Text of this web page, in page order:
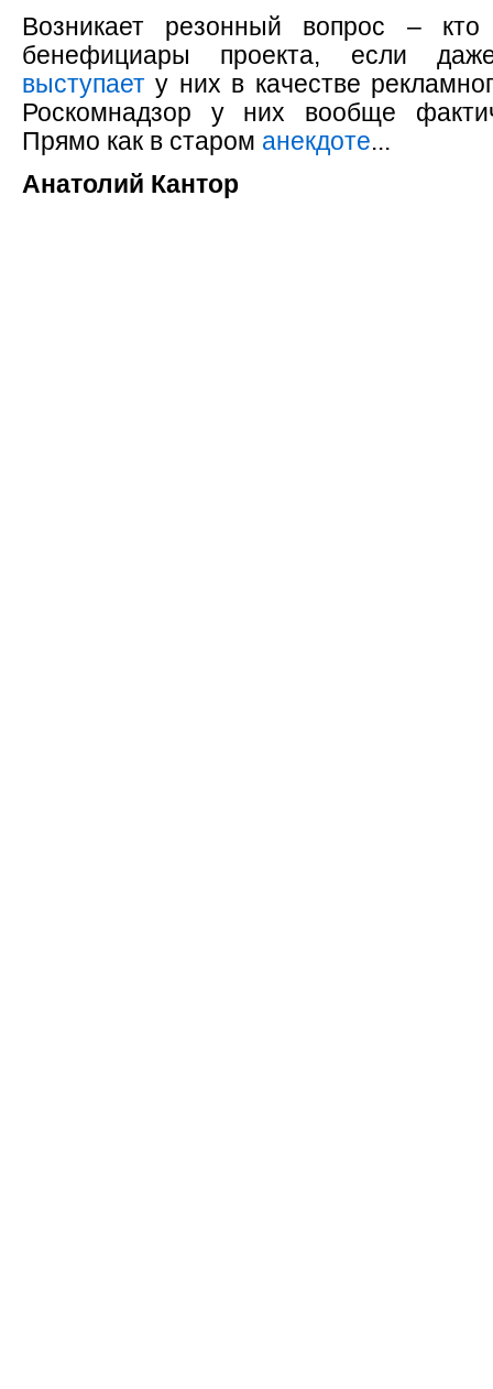
Возникает резонный вопрос – кто
бенефициары проекта, если
выступает у них в качестве
Роскомнадзор у них вообще
Прямо как в старом анекдоте...
Анатолий Кантор